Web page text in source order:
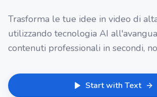
Trasforma le tue idee in video di
utilizzando tecnologia AI
contenuti professionali in secondi,
Start with Text